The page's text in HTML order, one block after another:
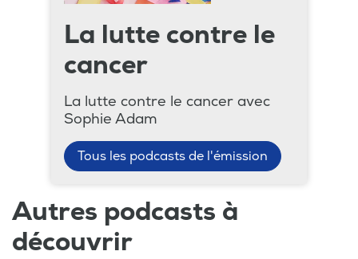
La lutte contre le
cancer
La lutte contre le cancer avec
Sophie Adam
Tous les podcasts de l'émission
Autres podcasts à
découvrir